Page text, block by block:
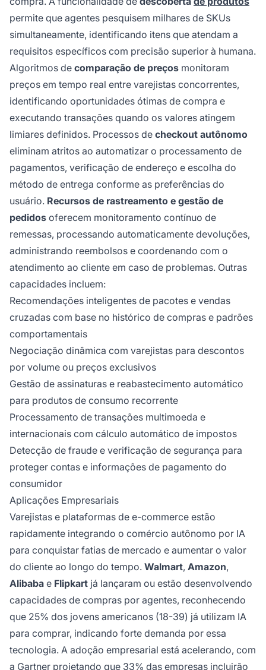
permite que agentes pesquisem milhares de SKUs
simultaneamente, identificando itens que atendam a
requisitos específicos com precisão superior à humana.
Algoritmos de comparação de preços monitoram
preços em tempo real entre varejistas concorrentes,
identificando oportunidades ótimas de compra e
executando transações quando os valores atingem
limiares definidos. Processos de checkout autônomo
eliminam atritos ao automatizar o processamento de
pagamentos, verificação de endereço e escolha do
método de entrega conforme as preferências do
usuário. Recursos de rastreamento e gestão de
pedidos oferecem monitoramento contínuo de
remessas, processando automaticamente devoluções,
administrando reembolsos e coordenando com o
atendimento ao cliente em caso de problemas. Outras
capacidades incluem:
Recomendações inteligentes de pacotes e vendas
cruzadas com base no histórico de compras e padrões
comportamentais
Negociação dinâmica com varejistas para descontos
por volume ou preços exclusivos
Gestão de assinaturas e reabastecimento automático
para produtos de consumo recorrente
Processamento de transações multimoeda e
internacionais com cálculo automático de impostos
Detecção de fraude e verificação de segurança para
proteger contas e informações de pagamento do
consumidor
Aplicações Empresariais
Varejistas e plataformas de e-commerce estão
rapidamente integrando o comércio autônomo por IA
para conquistar fatias de mercado e aumentar o valor
do cliente ao longo do tempo. Walmart, Amazon,
Alibaba e Flipkart já lançaram ou estão desenvolvendo
capacidades de compras por agentes, reconhecendo
que 25% dos jovens americanos (18-39) já utilizam IA
para comprar, indicando forte demanda por essa
tecnologia. A adoção empresarial está acelerando, com
a Gartner projetando que 33% das empresas incluirão